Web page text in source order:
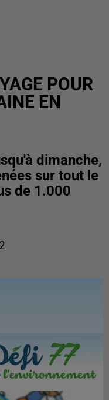
POUR
EN
dimanche,
sur tout le
de 1.000